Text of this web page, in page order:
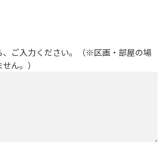
、ご入力ください。（※区画・部屋の場
ん。）